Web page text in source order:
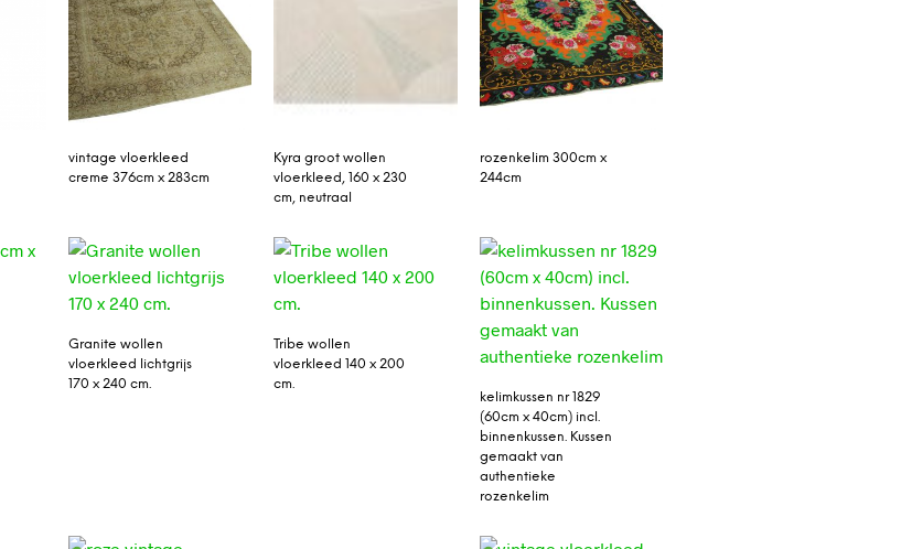
vintage vloerkleed
creme 376cm x 283cm
Kyra groot wollen
vloerkleed, 160 x 230
cm, neutraal
rozenkelim 300cm x
244cm
Granite wollen
vloerkleed lichtgrijs
170 x 240 cm.
Tribe wollen
vloerkleed 140 x 200
cm.
kelimkussen nr 1829
(60cm x 40cm) incl.
binnenkussen. Kussen
gemaakt van
authentieke
rozenkelim